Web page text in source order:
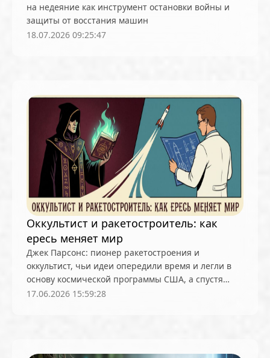
CFTC
Chainalysis
Chainlink (LINK)
Charles Schwab
Core Scientific
Crypto.com
CryptoQuant
Cumberland
Curve (CRV) Dash
DeepMind
DeepSeek
DeFi dePIN
Deutsche Bank
Dogecoin (DOGE)
Dune Analytics
Elliptic
Emurgo Ernst & Young
ETF
Ethena
Ethereum (ETH)
Ethereum Name Service
Exodus
Facebook
FATF
FDIC Fidelity Investments
ForkLog Consulting
FTX
Galaxy Digital
Gemini
GitHub Glassnode
Goldman Sachs
Google
Google Gemini
на недеяние как инструмент остановки войны и
защиты от восстания машин
18.07.2026 09:25:47
Оккультист и ракетостроитель: как
ересь меняет мир
Джек Парсонс: пионер ракетостроения и
оккультист, чьи идеи опередили время и легли в
основу космической программы США, а спустя
десятилетия нашли отражение в философии
17.06.2026 15:59:28